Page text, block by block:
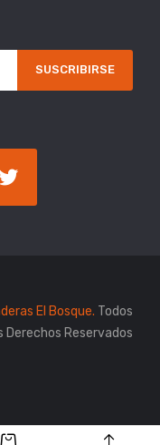
SUSCRIBIRSE
El Bosque. Todos
Derechos Reservados